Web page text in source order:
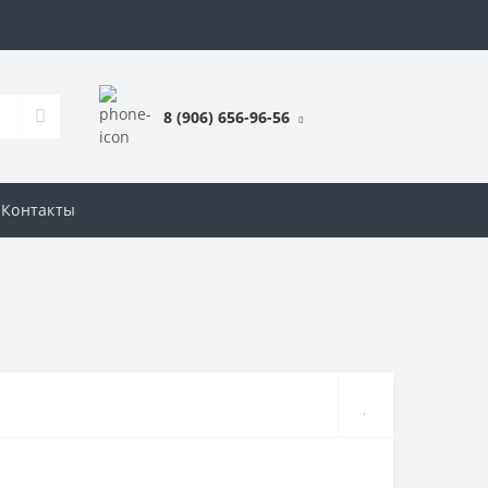
8 (906) 656-96-56
Контакты